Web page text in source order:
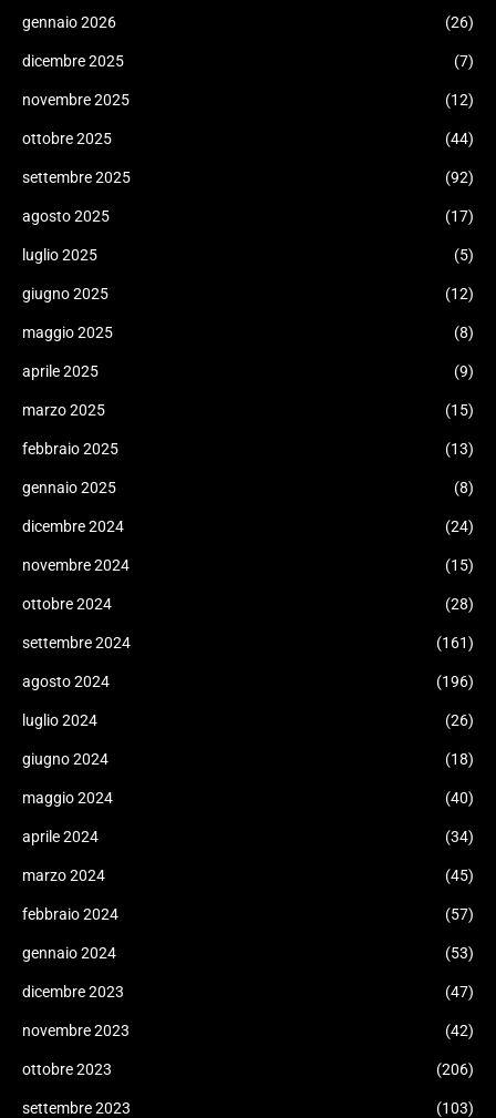
gennaio 2026 (26)
dicembre 2025 (7)
novembre 2025 (12)
ottobre 2025 (44)
settembre 2025 (92)
agosto 2025 (17)
luglio 2025 (5)
giugno 2025 (12)
maggio 2025 (8)
aprile 2025 (9)
marzo 2025 (15)
febbraio 2025 (13)
gennaio 2025 (8)
dicembre 2024 (24)
novembre 2024 (15)
ottobre 2024 (28)
settembre 2024 (161)
agosto 2024 (196)
luglio 2024 (26)
giugno 2024 (18)
maggio 2024 (40)
aprile 2024 (34)
marzo 2024 (45)
febbraio 2024 (57)
gennaio 2024 (53)
dicembre 2023 (47)
novembre 2023 (42)
ottobre 2023 (206)
settembre 2023 (103)